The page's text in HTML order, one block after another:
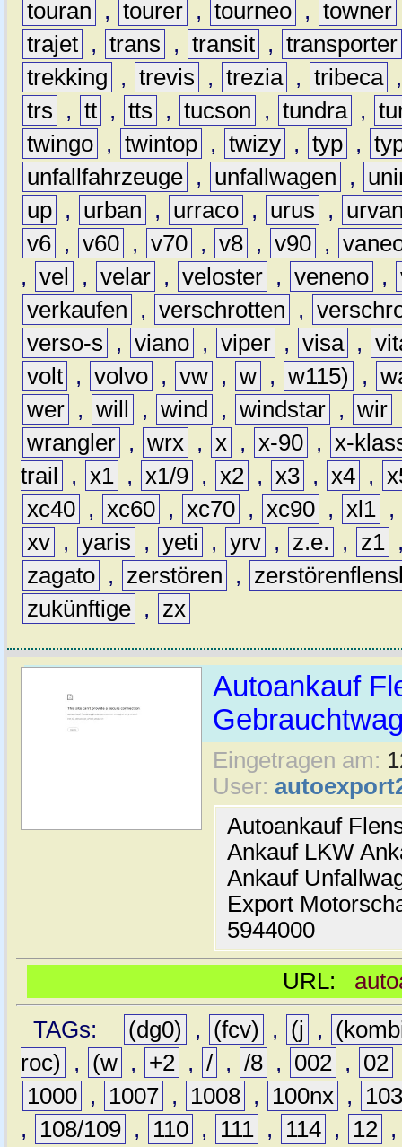
touran , tourer , tourneo , towner
trajet , trans , transit , transporter
trekking
, trevis , trezia , tribeca
trs
, tt , tts , tucson , tundra ,
twingo , twintop , twizy , typ ,
unfallfahrzeuge , unfallwagen ,
up , urban , urraco , urus ,
v6 , v60 , v70 , v8 , v90 ,
, vel , velar , veloster , veneno ,
verkaufen
, verschrotten ,
verso-s
, viano , viper , visa ,
volt , volvo , vw , w , w115) ,
wer , will , wind , windstar , wir
wrangler , wrx , x , x-90 , x-
trail
, x1 , x1/9 , x2 , x3 , x4 ,
xc40 , xc60 , xc70 , xc90 , xl1 ,
xv , yaris , yeti , yrv , z.e. , z1
zagato , zerstören ,
zukünftige , zx
Autoankauf
Eingetragen am:
User:
Autoankauf
Ankauf LKW
Ankauf
Export
5944000
URL:
TAGs:
(dg0) , (fcv) , (j ,
roc)
, (w , +2 , / , /8 , 002 , 02
1000 , 1007 , 1008 , 100nx ,
,
108/109 , 110 , 111 , 114 , 12